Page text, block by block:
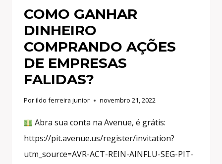
COMO GANHAR
DINHEIRO
COMPRANDO AÇÕES
DE EMPRESAS
FALIDAS?
Porildo ferreira junior novembro 21, 2022
Abra sua conta na Avenue, é grátis:
https://pit.avenue.us/register/invitation?
utm_source=AVR-ACT-REIN-AINFLU-SEG-PIT-